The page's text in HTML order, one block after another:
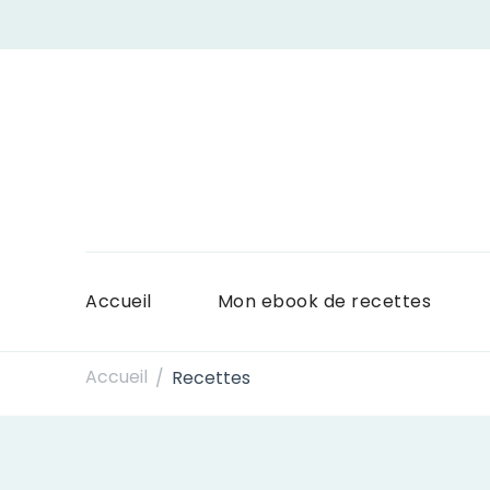
Accueil Mon ebook de recettes
Accueil / Recettes